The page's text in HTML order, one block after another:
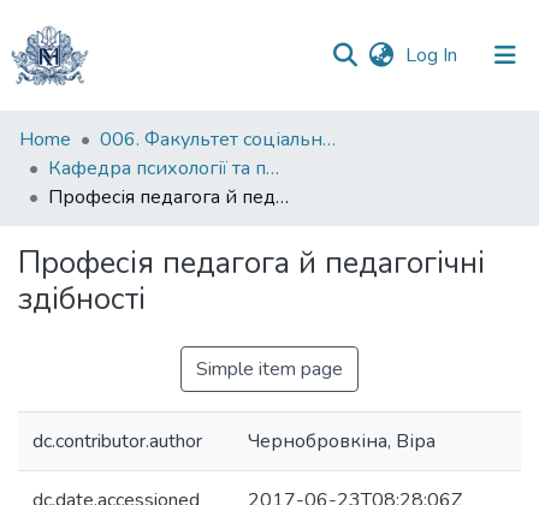
Log In (current)
Communities
&
Collections
Statistics
Home
006. Факультет соціальних наук і соціальних технологій
Кафедра психології та педагогіки
Професія педагога й педагогічні здібності
Професія педагога й педагогічні
здібності
Simple item page
dc.contributor.author Чернобровкіна, Віра